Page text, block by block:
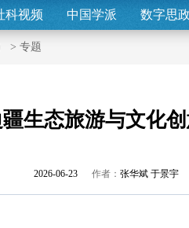
科视频 中国学派 数字思政
> 专题
生态旅游与文化
2026-06-23 作者： 张华斌 于景宇